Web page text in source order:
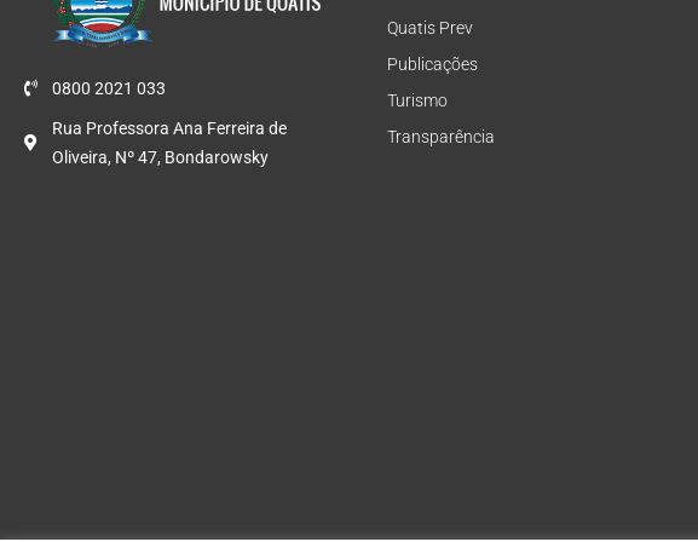
0800 2021 033
Rua Professora Ana Ferreira de
Oliveira, Nº 47, Bondarowsky
Quatis Prev
Publicações
Turismo
Transparência